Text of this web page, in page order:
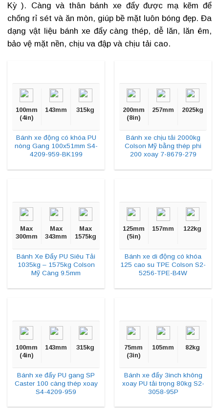
Kỳ ). Càng và thân bánh xe đẩy được mạ kẽm để
chống rỉ sét và ăn mòn, giúp bề mặt luôn bóng đẹp. Đa
dạng vật liệu bánh xe đẩy càng thép, dễ lăn, lăn êm,
bảo vệ mặt nền, chịu va đập và chịu tải cao.
100mm
(4in)
143mm 315kg
Bánh xe động có khóa PU
nòng Gang 100x51mm S4-
4209-959-BK199
200mm
(8in)
257mm 2025kg
Bánh xe chịu tải 2000kg
Colson Mỹ bằng thép phi
200 xoay 7-8679-279
Max
300mm
Max
343mm
Max
1575kg
Bánh Xe Đẩy PU Siêu Tải
1035kg – 1575kg Colson
Mỹ Càng 9.5mm
125mm
(5in)
157mm 122kg
Bánh xe di động có khóa
125 cao su TPE Colson S2-
5256-TPE-B4W
100mm
(4in)
143mm 315kg
Bánh xe đẩy PU gang SP
Caster 100 càng thép xoay
S4-4209-959
75mm
(3in)
105mm 82kg
Bánh xe đẩy 3inch không
xoay PU tải trọng 80kg S2-
3058-95P